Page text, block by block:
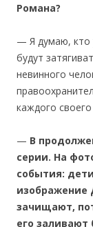
Романа?
— Я думаю, кто
будут
невинного
каждого
— В
серии. На
события:
изображение
зачищают,
его